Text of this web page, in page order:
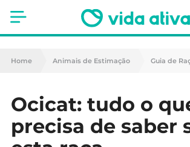
Saúde
Nutrição
Home Animais de Estimação Guia de
Ocicat: tudo o
precisa de saber